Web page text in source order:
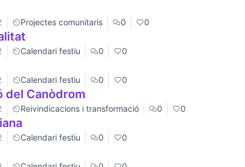
Projectes comunitaris 0 0
Calendari festiu 0 0
Calendari festiu 0 0
del Canòdrom
Reivindicacions i transformació 0 0
Calendari festiu 0 0